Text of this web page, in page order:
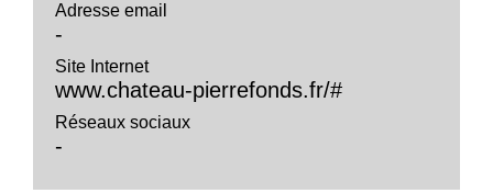
Adresse email
-
Site Internet
www.chateau-pierrefonds.fr/#
Réseaux sociaux
-